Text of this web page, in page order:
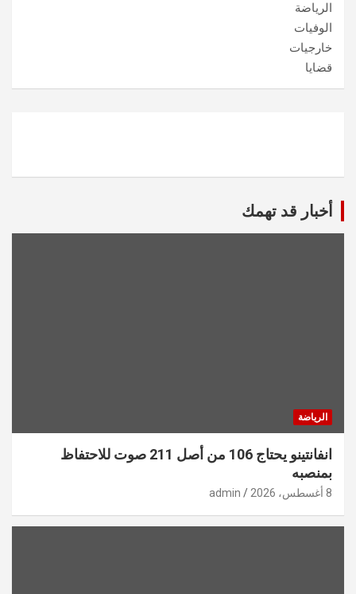
الرياضة
الوفيات
خارجيات
قضايا
أخبار قد تهمك
الرياضة
انفانتينو يحتاج 106 من أصل 211 صوت للاحتفاظ
بمنصبه
8 أغسطس، 2026 admin